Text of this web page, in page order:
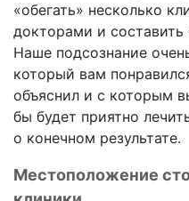
«обегать» несколько
докторами и
Наше подсознание
который вам
объяснил и с которым
бы будет приятно
о конечном результате.
Местоположение